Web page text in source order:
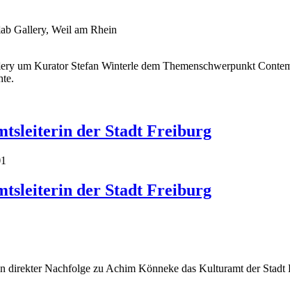
Gallery, Weil am Rhein
um Kurator Stefan Winterle dem Themenschwerpunkt
der Stadt Freiburg
der Stadt Freiburg
Nachfolge zu Achim Könneke das Kulturamt der Stadt